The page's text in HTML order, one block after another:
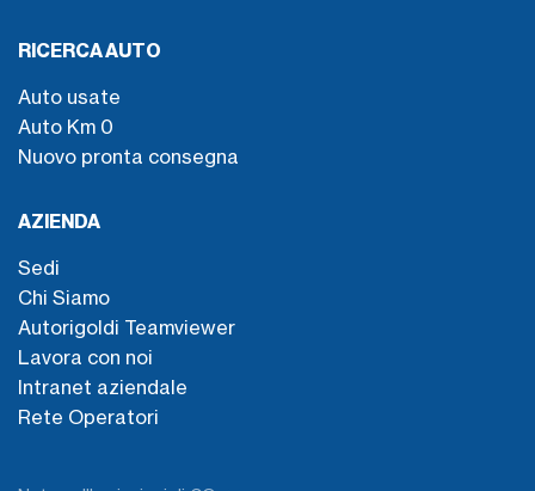
RICERCA AUTO
Auto usate
Auto Km 0
Nuovo pronta consegna
AZIENDA
Sedi
Chi Siamo
Autorigoldi Teamviewer
Lavora con noi
Intranet aziendale
Rete Operatori